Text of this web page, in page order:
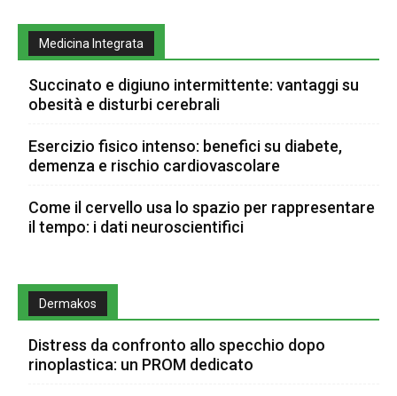
Medicina Integrata
Succinato e digiuno intermittente: vantaggi su
obesità e disturbi cerebrali
Esercizio fisico intenso: benefici su diabete,
demenza e rischio cardiovascolare
Come il cervello usa lo spazio per rappresentare
il tempo: i dati neuroscientifici
Dermakos
Distress da confronto allo specchio dopo
rinoplastica: un PROM dedicato